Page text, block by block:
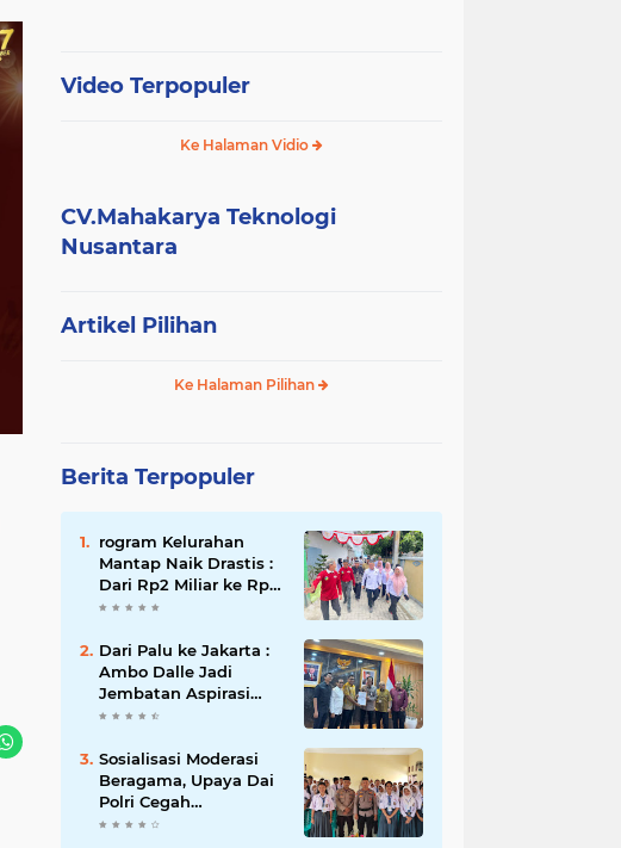
Video Terpopuler
Ke Halaman Vidio
CV.Mahakarya Teknologi
Nusantara
Artikel Pilihan
Ke Halaman Pilihan
Berita Terpopuler
rogram Kelurahan
Mantap Naik Drastis :
Dari Rp2 Miliar ke Rp5
Miliar, Tiap Kelurahan
Juta
Dari Palu ke Jakarta :
Ambo Dalle Jadi
Jembatan Aspirasi
Mahasiswa untuk Presiden
Sosialisasi Moderasi
Beragama, Upaya Dai
Polri Cegah
Radikalisme di